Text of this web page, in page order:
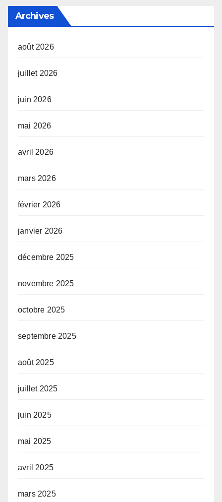
Archives
août 2026
juillet 2026
juin 2026
mai 2026
avril 2026
mars 2026
février 2026
janvier 2026
décembre 2025
novembre 2025
octobre 2025
septembre 2025
août 2025
juillet 2025
juin 2025
mai 2025
avril 2025
mars 2025